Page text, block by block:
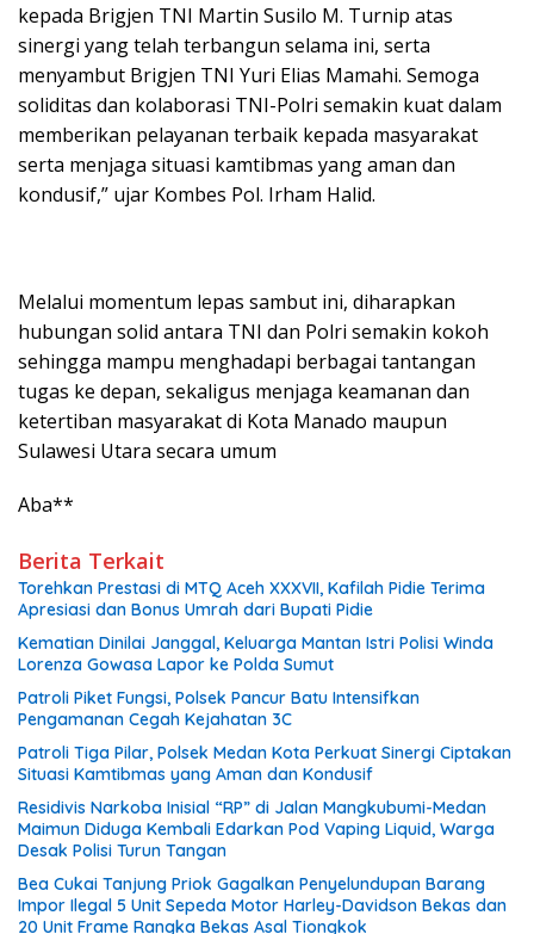
kepada Brigjen TNI Martin Susilo M. Turnip atas
sinergi yang telah terbangun selama ini, serta
menyambut Brigjen TNI Yuri Elias Mamahi. Semoga
soliditas dan kolaborasi TNI-Polri semakin kuat dalam
memberikan pelayanan terbaik kepada masyarakat
serta menjaga situasi kamtibmas yang aman dan
kondusif,” ujar Kombes Pol. Irham Halid.
Melalui momentum lepas sambut ini, diharapkan
hubungan solid antara TNI dan Polri semakin kokoh
sehingga mampu menghadapi berbagai tantangan
tugas ke depan, sekaligus menjaga keamanan dan
ketertiban masyarakat di Kota Manado maupun
Sulawesi Utara secara umum
Aba**
Berita Terkait
Torehkan Prestasi di MTQ Aceh XXXVII, Kafilah Pidie Terima
Apresiasi dan Bonus Umrah dari Bupati Pidie
Kematian Dinilai Janggal, Keluarga Mantan Istri Polisi Winda
Lorenza Gowasa Lapor ke Polda Sumut
Patroli Piket Fungsi, Polsek Pancur Batu Intensifkan
Pengamanan Cegah Kejahatan 3C
Patroli Tiga Pilar, Polsek Medan Kota Perkuat Sinergi Ciptakan
Situasi Kamtibmas yang Aman dan Kondusif
Residivis Narkoba Inisial “RP” di Jalan Mangkubumi-Medan
Maimun Diduga Kembali Edarkan Pod Vaping Liquid, Warga
Desak Polisi Turun Tangan
Bea Cukai Tanjung Priok Gagalkan Penyelundupan Barang
Impor Ilegal 5 Unit Sepeda Motor Harley-Davidson Bekas dan
20 Unit Frame Rangka Bekas Asal Tiongkok